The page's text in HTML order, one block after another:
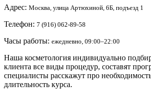
Адрес: Москва, улица Артюхиной, 6Б, подъезд 1
Телефон: 7 (916) 062-89-58
Часы работы: ежедневно, 09:00–22:00
Наша косметология индивидуально
клиента все виды процедур, составят
специалисты расскажут про
длительность курса.